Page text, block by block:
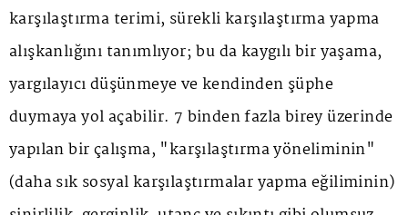
karşılaştırma terimi, sürekli karşılaştırma yapma
alışkanlığını tanımlıyor; bu da kaygılı bir yaşama,
yargılayıcı düşünmeye ve kendinden şüphe
duymaya yol açabilir. 7 binden fazla birey üzerinde
yapılan bir çalışma, "karşılaştırma yöneliminin"
(daha sık sosyal karşılaştırmalar yapma eğiliminin)